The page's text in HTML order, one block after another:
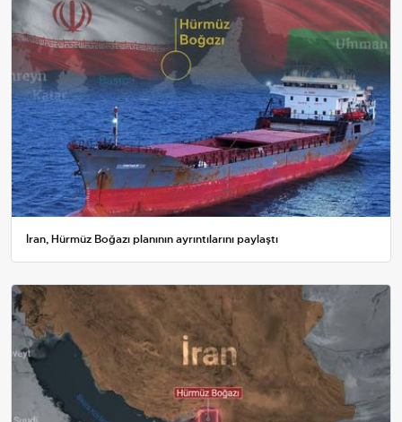
İran, Hürmüz Boğazı planının ayrıntılarını paylaştı